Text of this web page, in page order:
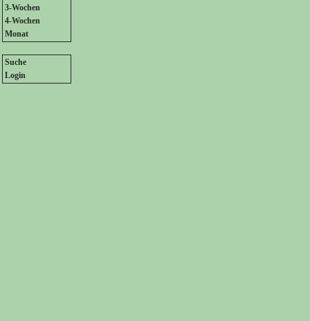
3-Wochen
4-Wochen
Monat
Suche
Login